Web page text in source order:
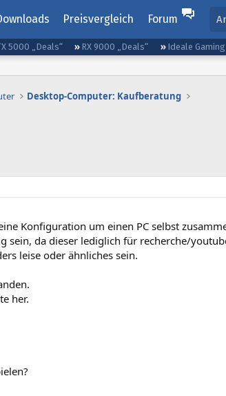
Preisvergleich Forum
5000 „Deals“ RX 9000 „Deals“ Ideale
Desktop-Computer: Kaufberatung
Konfiguration um einen PC selbst
sein, da dieser lediglich für recherche/
leise oder ähnliches sein.
her.